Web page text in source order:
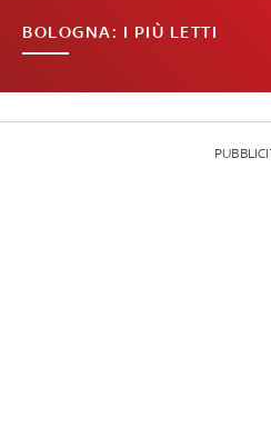
BOLOGNA: I PIÙ LETTI